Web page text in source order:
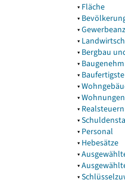
▾ Fläche
▾
▾
▾
▾ Bergbau
▾
▾
▾
▾Wohnungen
▾ Realsteuern
▾
▾ Personal
▾ Hebesätze
▾
▾
▾